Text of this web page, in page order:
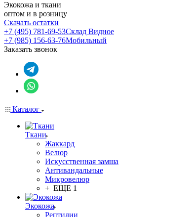
Экокожа и ткани
оптом и в розницу
Скачать остатки
+7 (495) 781-69-53Склад Видное
+7 (985) 156-63-76Мобильный
Заказать звонок
Каталог
Ткани
Жаккард
Велюр
Искусственная замша
Антивандальные
Микровелюр
+ ЕЩЕ 1
Экокожа
Рептилии